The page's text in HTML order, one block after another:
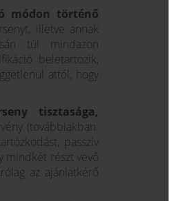
módon történő
illetve annak
túl mindazon
beletartozik,
attól, hogy
tisztasága,
(továbbiakban:
passzív
mindkét részt vevő
az ajánlatkérő